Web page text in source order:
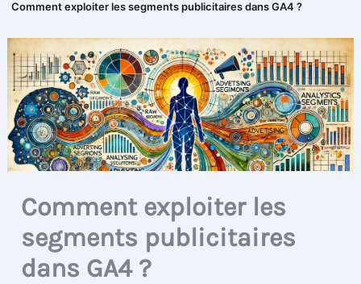
Comment exploiter les segments publicitaires dans GA4 ?
Comment exploiter les
segments publicitaires
dans GA4 ?